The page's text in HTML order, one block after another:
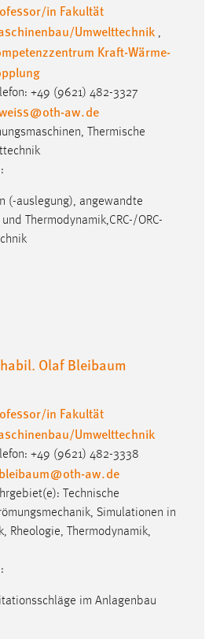
in Fakultät
Umwelttechnik ,
Kraft-Wärme-
+49 (9621) 482-3327
@oth-aw.de
Thermische
(-auslegung), angewandte
Thermodynamik,CRC-/ORC-
Olaf Bleibaum
in Fakultät
Umwelttechnik
+49 (9621) 482-3338
@oth-aw.de
Technische
Simulationen in
Rheologie, Thermodynamik,
im Anlagenbau
um sich an der Website
helfen uns zu verstehen, wie
Website nutzen.
werden von Drittanbietern
Werbung anzuzeigen.
sie Besucher über Websites